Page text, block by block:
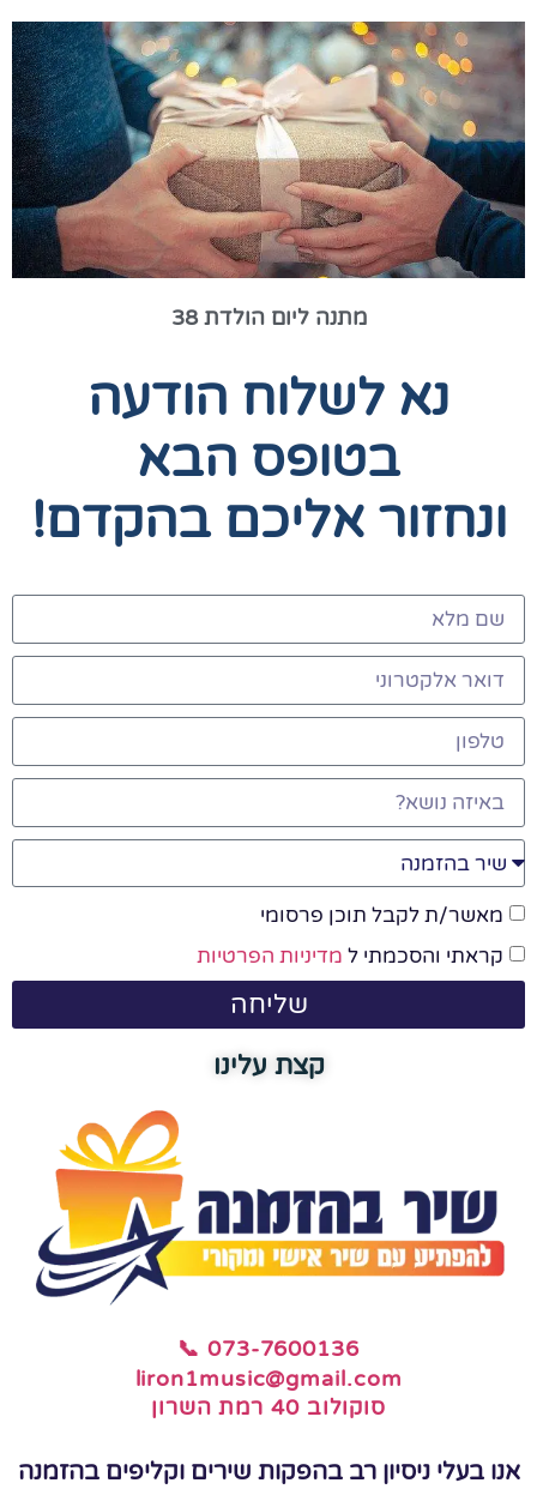
מתנה ליום הולדת 38
נא לשלוח הודעה
בטופס הבא
ונחזור אליכם בהקדם!
מאשר/ת לקבל תוכן פרסומי
קראתי והסכמתי ל מדיניות הפרטיות
שליחה
קצת עלינו
📞 073-7600136
liron1music@gmail.com
סוקולוב 40 רמת השרון
אנו בעלי ניסיון רב בהפקות שירים וקליפים בהזמנה